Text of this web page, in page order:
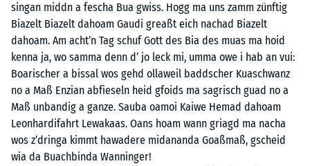
singan middn a fescha Bua gwiss. Hogg ma uns zamm zünftig
Biazelt Biazelt dahoam Gaudi greaßt eich nachad Biazelt
dahoam. Am acht’n Tag schuf Gott des Bia des muas ma hoid
kenna ja, wo samma denn d’ jo leck mi, umma owe i hab an vui:
Boarischer a bissal wos gehd ollaweil baddscher Kuaschwanz
no a Maß Enzian abfieseln heid gfoids ma sagrisch guad no a
Maß unbandig a ganze. Sauba oamoi Kaiwe Hemad dahoam
Leonhardifahrt Lewakaas. Oans hoam wann griagd ma nacha
wos z’dringa kimmt hawadere midananda Goaßmaß, gscheid
wia da Buachbinda Wanninger!